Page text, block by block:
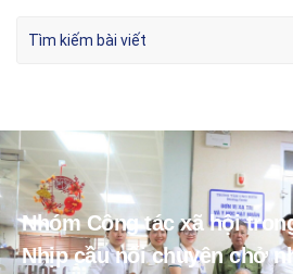
Nhóm Công tác xã hội
Nhịp cầu nối chuyên chở